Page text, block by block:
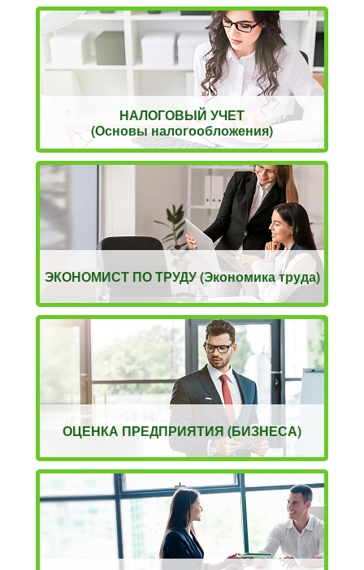
НАЛОГОВЫЙ УЧЕТ
(Основы налогообложения)
ЭКОНОМИСТ ПО ТРУДУ (Экономика труда)
ОЦЕНКА ПРЕДПРИЯТИЯ (БИЗНЕСА)